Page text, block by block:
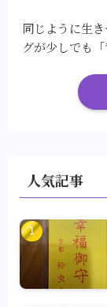
同じように生
グが少しでも
人気記事